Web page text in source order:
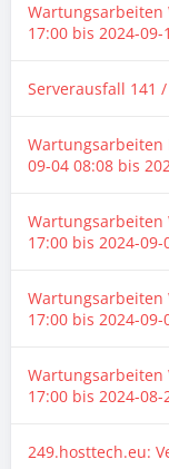
Wartungsarbeiten
17:00 bis 2024-09-
Serverausfall 141
Wartungsarbeiten
09-04 08:08 bis
Wartungsarbeiten
17:00 bis 2024-09-
Wartungsarbeiten
17:00 bis 2024-09-
Wartungsarbeiten
17:00 bis 2024-08-
249.hosttech.eu: